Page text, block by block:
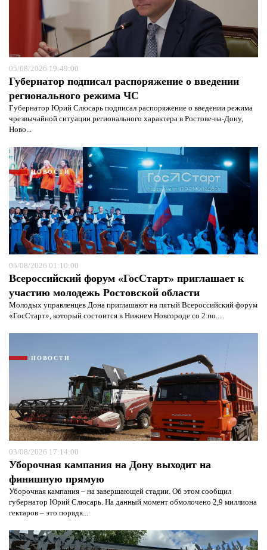
05/08/2026 19:49:00
Губернатор подписал распоряжение о введении
регионального режима ЧС
Губернатор Юрий Слюсарь подписал распоряжение о введении режима
чрезвычайной ситуации регионального характера в Ростове-на-Дону,
Ново...
НОВОСТИ
05/08/2026 01:10:00
Всероссийский форум «ГосСтарт» приглашает к
участию молодежь Ростовской области
Молодых управленцев Дона приглашают на пятый Всероссийский форум
«ГосСтарт», который состоится в Нижнем Новгороде со 2 по...
НОВОСТИ
03/08/2026 17:14:00
Уборочная кампания на Дону выходит на
финишную прямую
Уборочная кампания – на завершающей стадии. Об этом сообщил
губернатор Юрий Слюсарь. На данный момент обмолочено 2,9 миллиона
гектаров – это порядк...
Я согласен сполитикой конфиденциальности и
защиты информации*
Я согласен с политикой конфиденциальности и
защиты информации*